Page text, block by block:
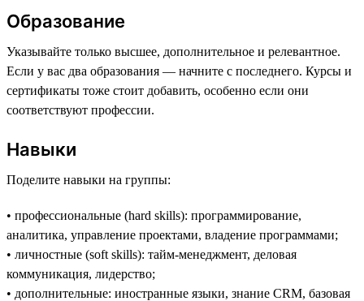
Образование
Указывайте только высшее, дополнительное и релевантное.
Если у вас два образования — начните с последнего. Курсы и
сертификаты тоже стоит добавить, особенно если они
соответствуют профессии.
Навыки
Поделите навыки на группы:
• профессиональные (hard skills): программирование,
аналитика, управление проектами, владение программами;
• личностные (soft skills): тайм-менеджмент, деловая
коммуникация, лидерство;
• дополнительные: иностранные языки, знание CRM, базовая